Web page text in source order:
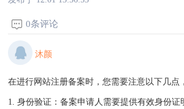
0条评论
沐颜
在进行网站注册备案时，您需要注意以下几点
1. 身份验证：备案申请人需要提供有效身份